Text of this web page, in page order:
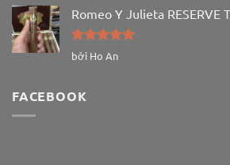
Romeo Y Julieta RESERVE
Được xếp
bởi Ho An
FACEBOOK